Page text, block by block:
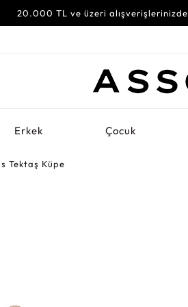
20.000 TL ve üzeri alışverişlerinizde
Erkek Çocuk
Tektaş Küpe